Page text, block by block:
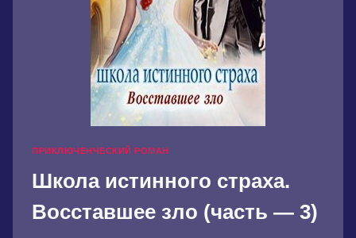
ПРИКЛЮЧЕНЧЕСКИЙ РОМАН
Школа истинного страха.
Восставшее зло (часть — 3)